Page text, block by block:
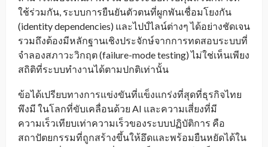
ใช้ร่วมกัน, ระบบการยืนยันตัวตนที่ผูกพันเชื่อมโยงกัน
(identity dependencies) และไปป์ไลน์ต่างๆ ได้อย่างชัดเจน
รวมถึงต้องมีหลักฐานเชิงประจักษ์จากการทดสอบระบบที่
จำลองสภาวะวิกฤต (failure-mode testing) ไม่ใช่เห็นเพียง
สถิติที่ระบบทำงานได้ตามปกติเท่านั้น
ข้อได้เปรียบทางการแข่งขันที่แข็งแกร่งที่สุดที่ธุรกิจไทย
พึงมี ในโลกที่ขับเคลื่อนด้วย AI และความเสี่ยงที่มี
ความเร็วเทียบเท่าความเร็วของระบบปฏิบัติการ คือ
สถาปัตยกรรมที่ถูกสร้างขึ้นให้อึดและพร้อมยืนหยัดได้ใน